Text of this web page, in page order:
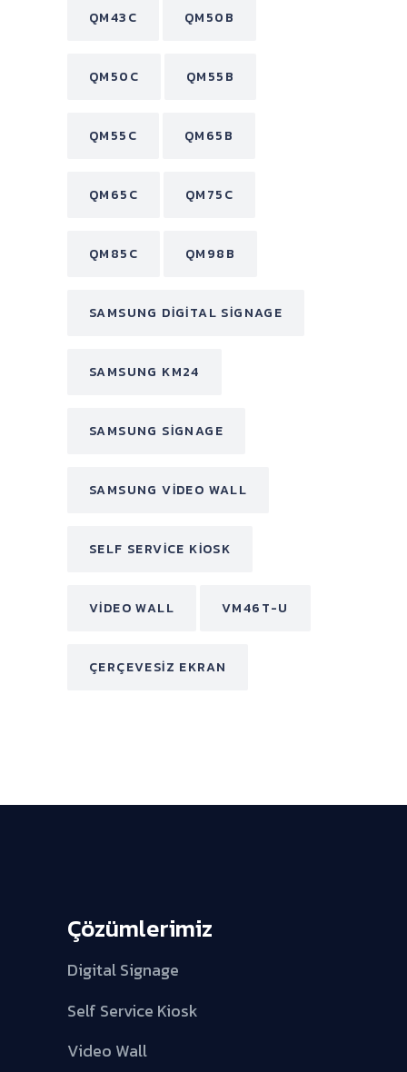
QM43C QM50B
QM50C QM55B
QM55C QM65B
QM65C QM75C
QM85C QM98B
SAMSUNG DIGITAL SIGNAGE
SAMSUNG KM24
SAMSUNG SIGNAGE
SAMSUNG VIDEO WALL
SELF SERVICE KIOSK
VIDEO WALL VM46T-U
ÇERÇEVESIZ EKRAN
Çözümlerimiz
Digital Signage
Self Service Kiosk
Video Wall